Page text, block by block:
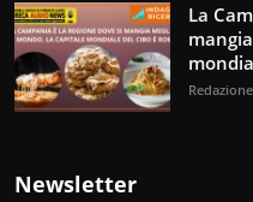
La
Newsletter